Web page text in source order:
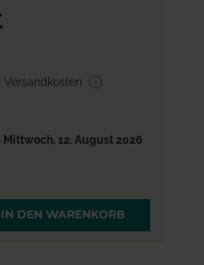
Versandkosten
Mittwoch, 12. August 2026
IN DEN WARENKORB